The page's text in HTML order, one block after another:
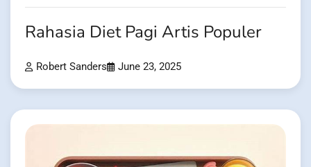
Rahasia Diet Pagi Artis Populer
Robert Sanders June 23, 2025